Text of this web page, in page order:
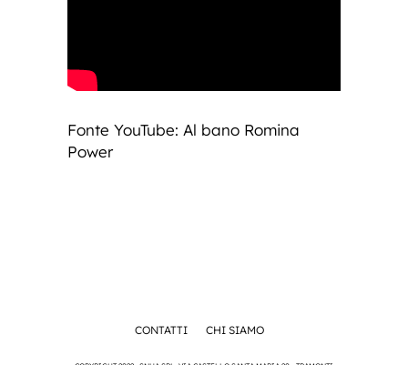
Fonte YouTube: Al bano Romina
Power
CONTATTI CHI SIAMO